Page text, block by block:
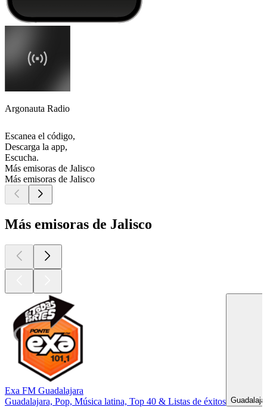
Argonauta Radio
Escanea el código,
Descarga la app,
Escucha.
Más emisoras de Jalisco
Más emisoras de Jalisco
Más emisoras de Jalisco
Exa FM Guadalajara
Guadalajara, Pop, Música latina, Top 40 & Listas de éxitos